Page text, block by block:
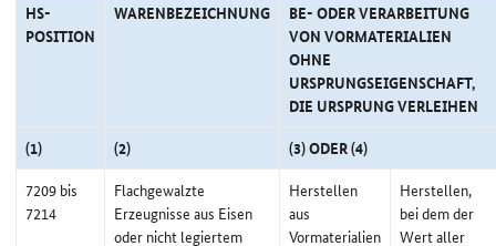
HS-
POSITION
WARENBEZEICHNUNG
BE- ODER VERARBEITUNG
VON VORMATERIALIEN
OHNE
URSPRUNGSEIGENSCHAFT,
DIE URSPRUNG VERLEIHEN
(1)
(2)
(3) ODER (4)
7209 bis
7214
Flachgewalzte
Erzeugnisse aus Eisen
oder nicht legiertem
Herstellen
aus
Vormaterialien
Herstellen,
bei dem der
Wert aller